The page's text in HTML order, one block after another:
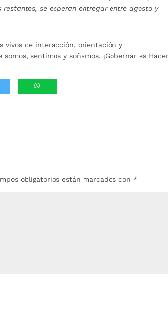
se esperan entregar entre agosto y
vivos de interacción, orientación y
sentimos y soñamos. ¡Gobernar es
obligatorios están marcados con *